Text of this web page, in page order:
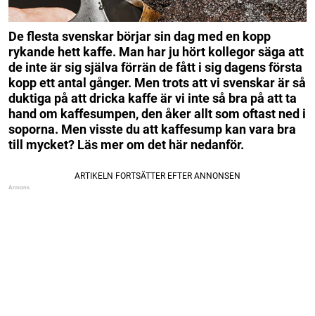
De flesta svenskar börjar sin dag med en kopp
rykande hett kaffe. Man har ju hört kollegor säga att
de inte är sig själva förrän de fått i sig dagens första
kopp ett antal gånger. Men trots att vi svenskar är så
duktiga på att dricka kaffe är vi inte så bra på att ta
hand om kaffesumpen, den åker allt som oftast ned i
soporna. Men visste du att kaffesump kan vara bra
till mycket? Läs mer om det här nedanför.